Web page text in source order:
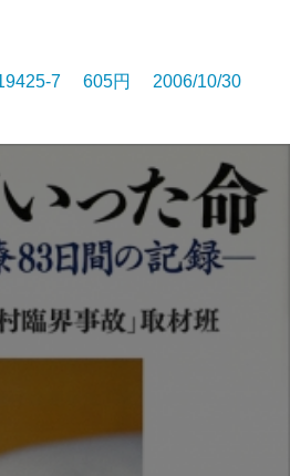
7 605円 2006/10/30